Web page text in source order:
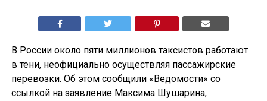
В России около пяти миллионов таксистов работают
в тени, неофициально осуществляя пассажирские
перевозки. Об этом сообщили «Ведомости» со
ссылкой на заявление Максима Шушарина,